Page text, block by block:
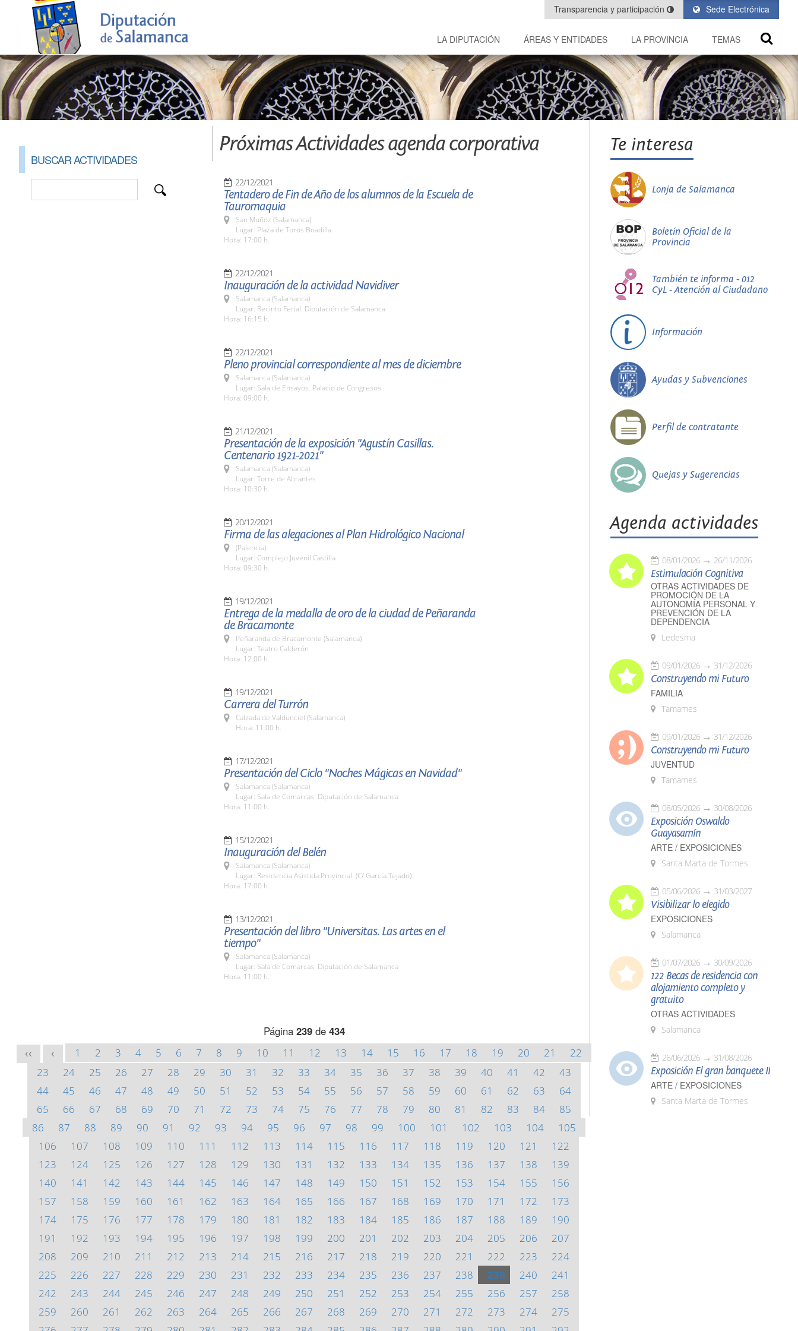
Sede Electrónica
Transparencia y participación
LA DIPUTACIÓN ÁREAS Y ENTIDADES LA PROVINCIA TEMAS
BUSCAR ACTIVIDADES
Próximas Actividades agenda corporativa
22/12/2021
Tentadero de Fin de Año de los alumnos de la Escuela de
Tauromaquia
San Muñoz (Salamanca)
Lugar: Plaza de Toros Boadilla
Hora: 17:00 h.
22/12/2021
Inauguración de la actividad Navidiver
Salamanca (Salamanca)
Lugar: Recinto Ferial. Diputación de Salamanca
Hora: 16:15 h.
22/12/2021
Pleno provincial correspondiente al mes de diciembre
Salamanca (Salamanca)
Lugar: Sala de Ensayos. Palacio de Congresos
Hora: 09:00 h.
21/12/2021
Presentación de la exposición "Agustín Casillas.
Centenario 1921-2021"
Salamanca (Salamanca)
Lugar: Torre de Abrantes
Hora: 10:30 h.
20/12/2021
Firma de las alegaciones al Plan Hidrológico Nacional
(Palencia)
Lugar: Complejo Juvenil Castilla
Hora: 09:30 h.
19/12/2021
Entrega de la medalla de oro de la ciudad de Peñaranda
de Bracamonte
Peñaranda de Bracamonte (Salamanca)
Lugar: Teatro Calderón
Hora: 12.00 h.
19/12/2021
Carrera del Turrón
Calzada de Valdunciel (Salamanca)
Hora: 11.00 h.
17/12/2021
Presentación del Ciclo "Noches Mágicas en Navidad"
Salamanca (Salamanca)
Lugar: Sala de Comarcas. Diputación de Salamanca
Hora: 11:00 h.
15/12/2021
Inauguración del Belén
Salamanca (Salamanca)
Lugar: Residencia Asistida Provincial. (C/ García Tejado)
Hora: 17:00 h.
13/12/2021
Presentación del libro "Universitas. Las artes en el
tiempo"
Salamanca (Salamanca)
Lugar: Sala de Comarcas. Diputación de Salamanca
Hora: 11:00 h.
Página 239de 434
<< < 1 2 3 4 5 6 7 8 9 10 11 12 13 14 15 16 17 18 19 20 21
22
23
24 25 26 27 28 29 30 31 32 33 34 35 36 37 38 39 40 41 42
43
44
45 46 47 48 49 50 51 52 53 54 55 56 57 58 59 60 61 62 63
64
65
66 67 68 69 70 71 72 73 74 75 76 77 78 79 80 81 82 83 84
85
86
87 88 89 90 91 92 93 94 95 96 97 98 99 100 101 102 103 104
105
106
107 108 109 110 111 112 113 114 115 116 117 118 119 120 121
122
123
124 125 126 127 128 129 130 131 132 133 134 135 136 137 138
139
140
141 142 143 144 145 146 147 148 149 150 151 152 153 154 155
156
157
158 159 160 161 162 163 164 165 166 167 168 169 170 171 172
173
174
175 176 177 178 179 180 181 182 183 184 185 186 187 188 189
190
191
192 193 194 195 196 197 198 199 200 201 202 203 204 205 206
207
208
209 210 211 212 213 214 215 216 217 218 219 220 221 222 223
224
225
226 227 228 229 230 231 232 233 234 235 236 237 238 239 240
241
242
243 244 245 246 247 248 249 250 251 252 253 254 255 256 257
258
259
260 261 262 263 264 265 266 267 268 269 270 271 272 273 274
275
Te interesa
Lonja de Salamanca
Boletín Oficial de la
Provincia
También te informa - 012
CyL - Atención al Ciudadano
Información
Ayudas y Subvenciones
Perfil de contratante
Quejas y Sugerencias
Agenda actividades
08/01/2026 26/11/2026
Estimulación Cognitiva
OTRAS ACTIVIDADES DE
PROMOCIÓN DE LA
AUTONOMÍA PERSONAL Y
PREVENCIÓN DE LA
DEPENDENCIA
Ledesma
09/01/2026 31/12/2026
Construyendo mi Futuro
FAMILIA
Tamames
09/01/2026 31/12/2026
Construyendo mi Futuro
JUVENTUD
Tamames
08/05/2026 30/08/2026
Exposición Oswaldo
Guayasamín
ARTE / EXPOSICIONES
Santa Marta de Tormes
05/06/2026 31/03/2027
Visibilizar lo elegido
EXPOSICIONES
Salamanca
01/07/2026 30/09/2026
122 Becas de residencia con
alojamiento completo y
gratuito
OTRAS ACTIVIDADES
Salamanca
26/06/2026 31/08/2026
Exposición El gran banquete II
ARTE / EXPOSICIONES
Santa Marta de Tormes